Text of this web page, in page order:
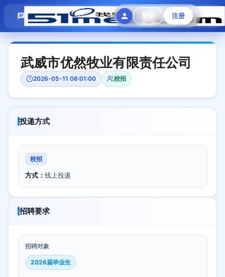
登录 注册
模拟面试 题目大全 招聘中心 会员专区
武威市优然牧业有限责任公司
2026-05-11 06:01:00 校招
投递方式
校招
方式： 线上投递
招聘要求
招聘对象
2026届毕业生